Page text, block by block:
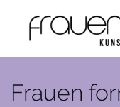
springen
Frauen